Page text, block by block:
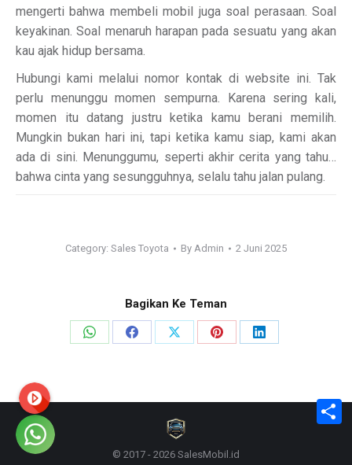
mengerti bahwa membeli mobil juga soal perasaan. Soal
keyakinan. Soal menaruh harapan pada sesuatu yang akan
kau ajak hidup bersama.
Hubungi kami melalui nomor kontak di website ini. Tak
perlu menunggu momen sempurna. Karena sering kali,
momen itu datang justru ketika kamu berani memilih.
Mungkin bukan hari ini, tapi ketika kamu siap, kami akan
ada di sini. Menunggumu, seperti akhir cerita yang tahu…
bahwa cinta yang sesungguhnya, selalu tahu jalan pulang.
Category: Sales Toyota By Admin 2 Juni 2025
Bagikan Ke Teman
Share
Share
Share
Share
Share
© 2017 - 2026 SalesMobil.id